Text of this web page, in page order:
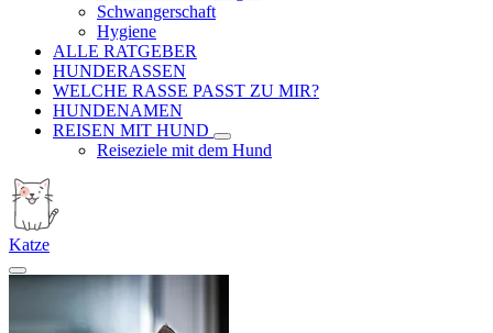
Schwangerschaft
Hygiene
ALLE RATGEBER
HUNDERASSEN
WELCHE RASSE PASST ZU MIR?
HUNDENAMEN
REISEN MIT HUND
Reiseziele mit dem Hund
Katze